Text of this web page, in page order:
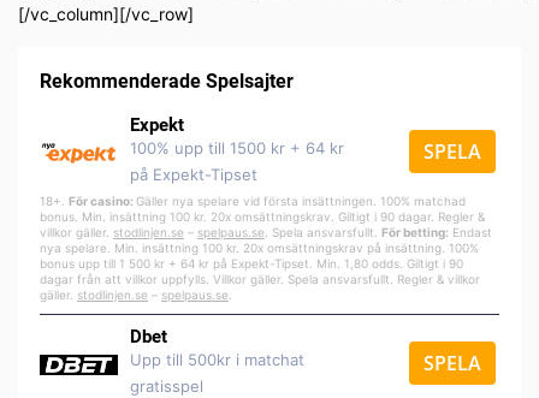
[/vc_column][/vc_row]
Rekommenderade Spelsajter
Expekt
100% upp till 1500 kr + 64 kr
på Expekt-Tipset
SPELA
18+. För casino: Gäller nya spelare vid första insättningen. 100% matchad
bonus. Min. insättning 100 kr. 20x omsättningskrav. Giltigt i 90 dagar. Regler &
villkor gäller. stodlinjen.se – spelpaus.se . Spela ansvarsfullt. För betting: Endast
nya spelare. Min. insättning 100 kr. 20x omsättningskrav på insättning. 100%
bonus upp till 1 500 kr + 64 kr på Expekt-Tipset. Min. 1,80 odds. Giltigt i 90
dagar från att villkor uppfylls. Villkor gäller. Spela ansvarsfullt. Regler & villkor
gäller. stodlinjen.se – spelpaus.se
Dbet
Upp till 500kr i matchat
gratisspel
SPELA